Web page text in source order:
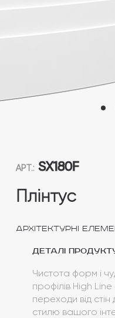
АРТ.:SX180F
Плінтус
Архітектурні
Деталі
Чистота форм і
профілів High
переходи від
стилю вашого